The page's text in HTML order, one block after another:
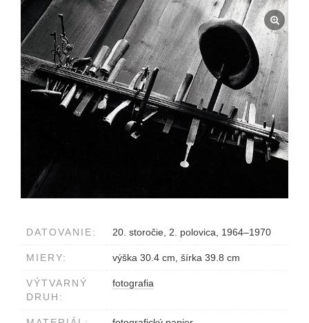
DATOVANIE: 20. storočie, 2. polovica, 1964–1970
MIERY: výška 30.4 cm, šírka 39.8 cm
VÝTVARNÝ
DRUH:
fotografia